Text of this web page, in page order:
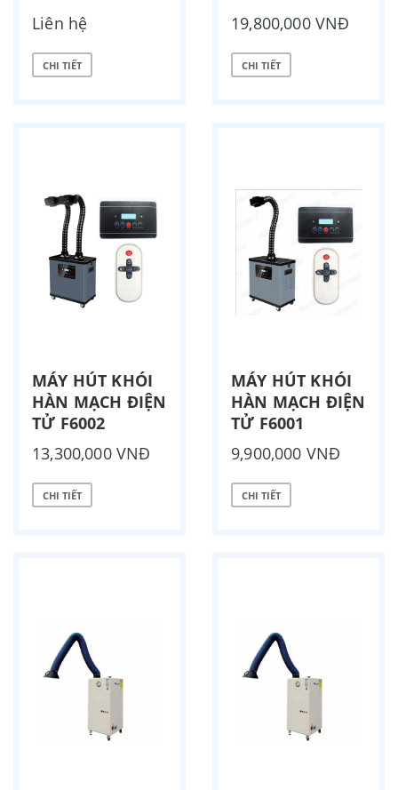
Liên hệ
CHI TIẾT
19,800,000 VNĐ
CHI TIẾT
MÁY HÚT KHÓI
HÀN MẠCH ĐIỆN
TỬ F6002
13,300,000 VNĐ
CHI TIẾT
MÁY HÚT KHÓI
HÀN MẠCH ĐIỆN
TỬ F6001
9,900,000 VNĐ
CHI TIẾT